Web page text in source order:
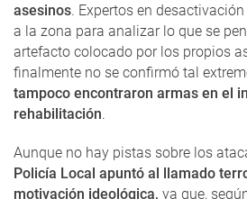
asesinos. Expertos en
a la zona para analizar lo que se
artefacto colocado por los propios
finalmente no se confirmó tal
tampoco encontraron armas en el
rehabilitación.
Aunque no hay pistas sobre los
Policía Local apuntó al llamado
motivación ideológica, ya que,